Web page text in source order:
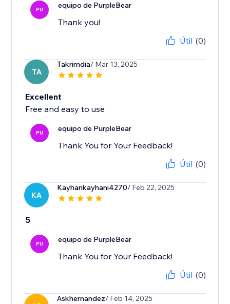
PU equipo de PurpleBear
Thank you!
Útil (0)
TA
Takrimdia/ Mar 13, 2025
Excellent
Free and easy to use
PU equipo de PurpleBear
Thank You for Your Feedback!
Útil (0)
KA
Kayhankayhani4270/ Feb 22, 2025
5
PU equipo de PurpleBear
Thank You for Your Feedback!
Útil (0)
Askhernandez/ Feb 14, 2025